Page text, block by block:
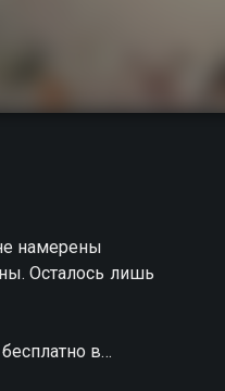
намерены
Осталось лишь
в